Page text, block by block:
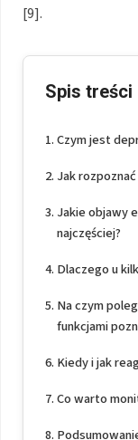
[9].
Spis treści
Czym jest
Jak
Jakie objawy
najczęściej?
Dlaczego u
Na czym
funkcjami
Kiedy i jak
Co warto